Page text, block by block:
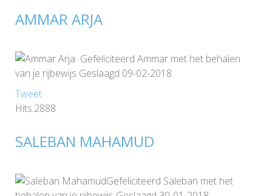
AMMAR ARJA
Gefeliciteerd Ammar met het behalen
van je rijbewijs Geslaagd 09-02-2018
Tweet
Hits:2888
SALEBAN MAHAMUD
Gefeliciteerd Saleban met het